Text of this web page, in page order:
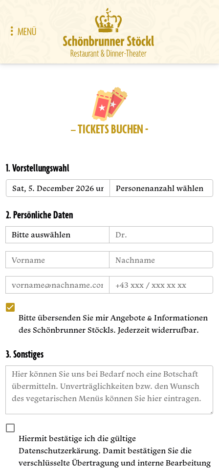
MENÜ
– TICKETS BUCHEN -
1. Vorstellungswahl
2. Persönliche Daten
Bitte übersenden Sie mir Angebote & Informationen
des Schönbrunner Stöckls. Jederzeit widerrufbar.
3. Sonstiges
Hiermit bestätige ich die gültige
Datenschutzerkärung. Damit bestätigen Sie die
verschlüsselte Übertragung und interne Bearbeitung